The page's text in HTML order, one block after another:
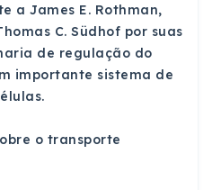
a James E. Rothman,
C. Südhof por suas
de regulação do
importante sistema de
o transporte